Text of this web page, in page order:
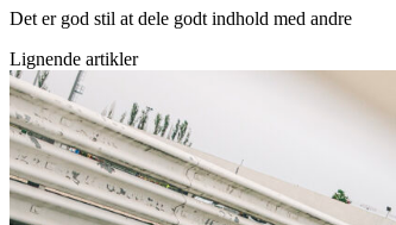
Det er god stil at dele godt indhold med andre
Lignende artikler